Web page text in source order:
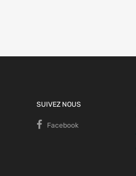
SUIVEZ NOUS
Facebook